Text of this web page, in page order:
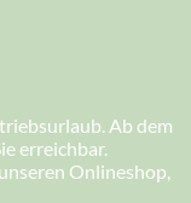
Ab dem
erreichbar.
Onlineshop,